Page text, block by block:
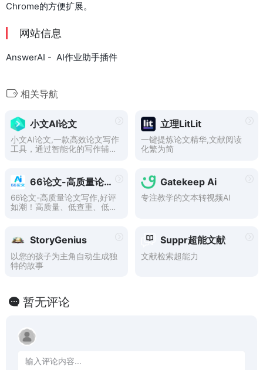
Chrome的方便扩展。
网站信息
AnswerAI - AI作业助手插件
相关导航
小文AI论文
小文AI论文,一款高效论文写作
工具，通过智能化的写作辅助
硕士研究生还是在职人员，都
可以在短时间内完成论文的撰
写。
立理LitLit
一键提炼论文精华,文献阅读
化繁为简
66论文-高质量论文写作
66论文-高质量论文写作,好评
如潮！高质量、低查重、低AI
报告、任务书、答辩PPT，无
限制生成大纲等十多种论文生
成。
Gatekeep Ai
专注教学的文本转视频AI
StoryGenius
以您的孩子为主角自动生成独
特的故事
Suppr超能文献
文献检索超能力
暂无评论